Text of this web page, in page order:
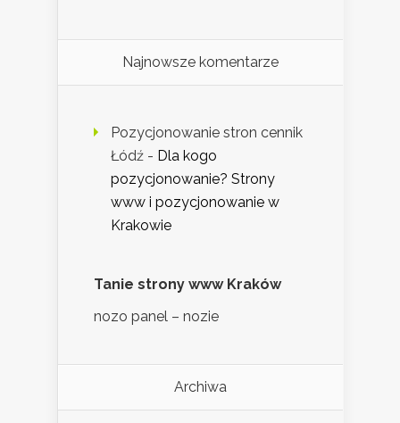
Najnowsze komentarze
Pozycjonowanie stron cennik
Łódź - Dla kogo
pozycjonowanie? Strony
www i pozycjonowanie w
Krakowie
Tanie strony www Kraków
nozo panel – nozie
Archiwa